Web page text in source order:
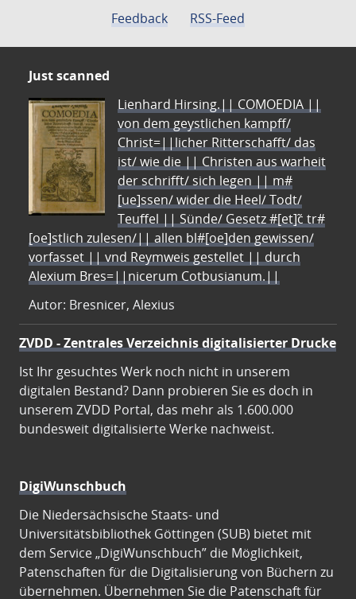
Feedback
RSS-Feed
Just scanned
Lienhard Hirsing.|| COMOEDIA ||
von dem geystlichen kampff/
Christ=||licher Ritterschafft/ das
ist/ wie die || Christen aus warheit
der schrifft/ sich legen || m#
[ue]ssen/ wider die Heel/ Todt/
Teuffel || Sünde/ Gesetz #[et]c̃ tr#
[oe]stlich zulesen/|| allen bl#[oe]den gewissen/
vorfasset || vnd Reymweis gestellet || durch
Alexium Bres=||nicerum Cotbusianum.||
Autor: Bresnicer, Alexius
ZVDD - Zentrales Verzeichnis digitalisierter Drucke
Ist Ihr gesuchtes Werk noch nicht in unserem
digitalen Bestand? Dann probieren Sie es doch in
unserem ZVDD Portal, das mehr als 1.600.000
bundesweit digitalisierte Werke nachweist.
DigiWunschbuch
Die Niedersächsische Staats- und
Universitätsbibliothek Göttingen (SUB) bietet mit
dem Service „DigiWunschbuch” die Möglichkeit,
Patenschaften für die Digitalisierung von Büchern zu
übernehmen. Übernehmen Sie die Patenschaft für